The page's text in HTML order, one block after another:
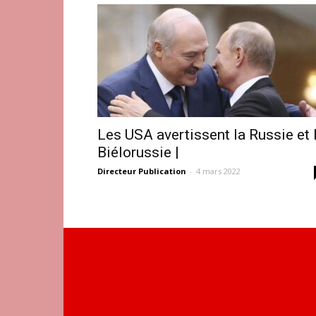
Les USA avertissent la Russie et
Biélorussie |
Directeur Publication - 4 mars 2022